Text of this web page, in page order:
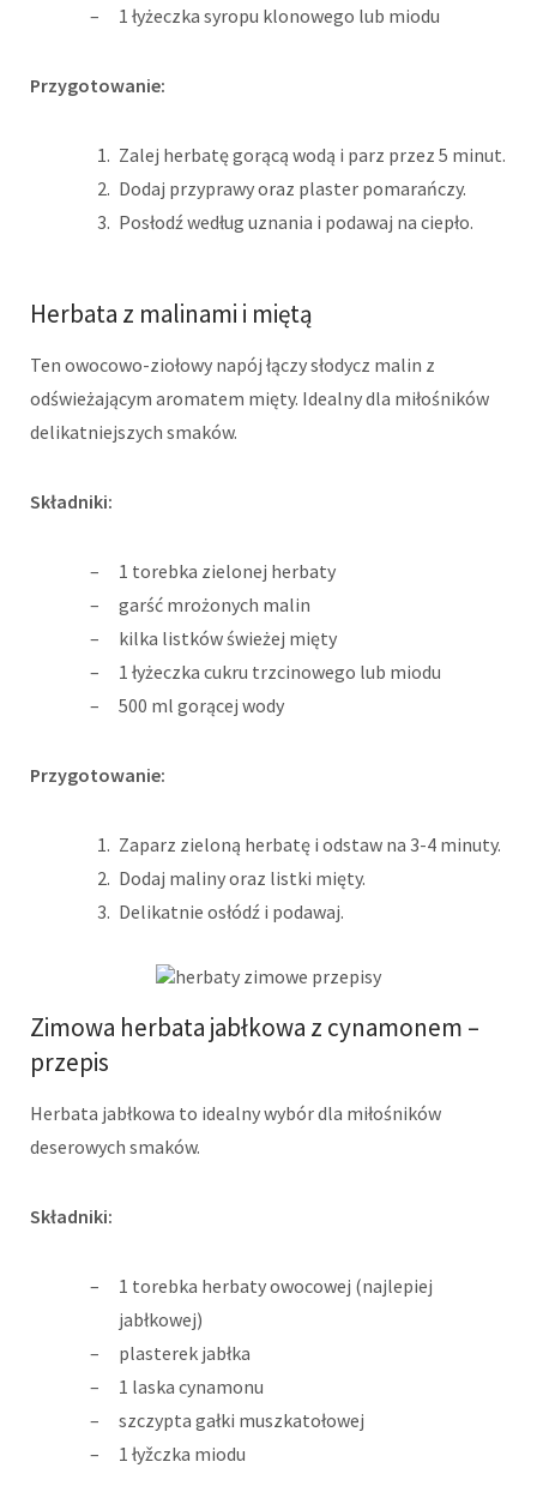
1 łyżeczka syropu klonowego lub miodu
Przygotowanie:
Zalej herbatę gorącą wodą i parz przez 5 minut.
Dodaj przyprawy oraz plaster pomarańczy.
Posłodź według uznania i podawaj na ciepło.
Herbata z malinami i miętą
Ten owocowo-ziołowy napój łączy słodycz malin z
odświeżającym aromatem mięty. Idealny dla miłośników
delikatniejszych smaków.
Składniki:
1 torebka zielonej herbaty
garść mrożonych malin
kilka listków świeżej mięty
1 łyżeczka cukru trzcinowego lub miodu
500 ml gorącej wody
Przygotowanie:
Zaparz zieloną herbatę i odstaw na 3-4 minuty.
Dodaj maliny oraz listki mięty.
Delikatnie osłódź i podawaj.
Zimowa herbata jabłkowa z cynamonem –
przepis
Herbata jabłkowa to idealny wybór dla miłośników
deserowych smaków.
Składniki:
1 torebka herbaty owocowej (najlepiej
jabłkowej)
plasterek jabłka
1 laska cynamonu
szczypta gałki muszkatołowej
1 łyžczka miodu